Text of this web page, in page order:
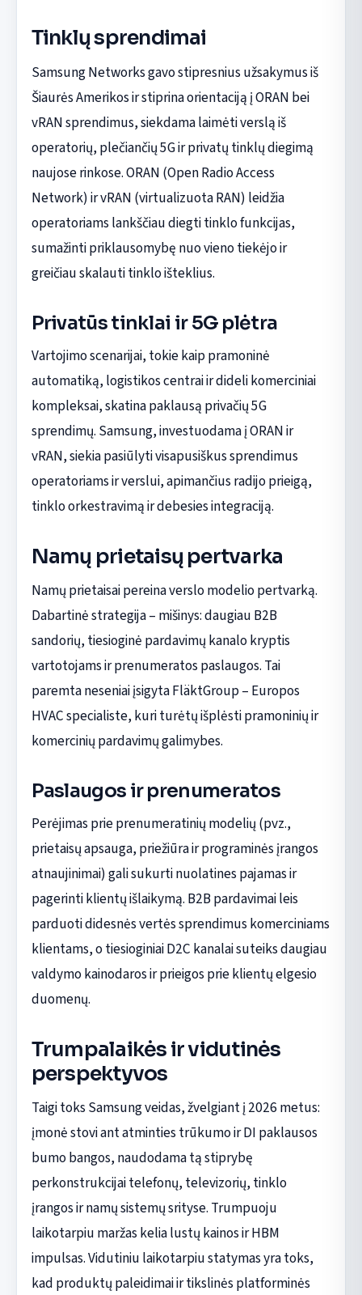
Tinklų sprendimai
Samsung Networks gavo stipresnius užsakymus iš
Šiaurės Amerikos ir stiprina orientaciją į ORAN bei
vRAN sprendimus, siekdama laimėti verslą iš
operatorių, plečiančių 5G ir privatų tinklų diegimą
naujose rinkose. ORAN (Open Radio Access
Network) ir vRAN (virtualizuota RAN) leidžia
operatoriams lankščiau diegti tinklo funkcijas,
sumažinti priklausomybę nuo vieno tiekėjo ir
greičiau skalauti tinklo išteklius.
Privatūs tinklai ir 5G plėtra
Vartojimo scenarijai, tokie kaip pramoninė
automatiką, logistikos centrai ir dideli komerciniai
kompleksai, skatina paklausą privačių 5G
sprendimų. Samsung, investuodama į ORAN ir
vRAN, siekia pasiūlyti visapusiškus sprendimus
operatoriams ir verslui, apimančius radijo prieigą,
tinklo orkestravimą ir debesies integraciją.
Namų prietaisų pertvarka
Namų prietaisai pereina verslo modelio pertvarką.
Dabartinė strategija – mišinys: daugiau B2B
sandorių, tiesioginė pardavimų kanalo kryptis
vartotojams ir prenumeratos paslaugos. Tai
paremta neseniai įsigyta FläktGroup – Europos
HVAC specialiste, kuri turėtų išplėsti pramoninių ir
komercinių pardavimų galimybes.
Paslaugos ir prenumeratos
Perėjimas prie prenumeratinių modelių (pvz.,
prietaisų apsauga, priežiūra ir programinės įrangos
atnaujinimai) gali sukurti nuolatines pajamas ir
pagerinti klientų išlaikymą. B2B pardavimai leis
parduoti didesnės vertės sprendimus komerciniams
klientams, o tiesioginiai D2C kanalai suteiks daugiau
valdymo kainodaros ir prieigos prie klientų elgesio
duomenų.
Trumpalaikės ir vidutinės
perspektyvos
Taigi toks Samsung veidas, žvelgiant į 2026 metus:
įmonė stovi ant atminties trūkumo ir DI paklausos
bumo bangos, naudodama tą stiprybę
perkonstrukcijai telefonų, televizorių, tinklo
įrangos ir namų sistemų srityse. Trumpuoju
laikotarpiu maržas kelia lustų kainos ir HBM
impulsas. Vidutiniu laikotarpiu statymas yra toks,
kad produktų paleidimai ir tikslinės platforminės